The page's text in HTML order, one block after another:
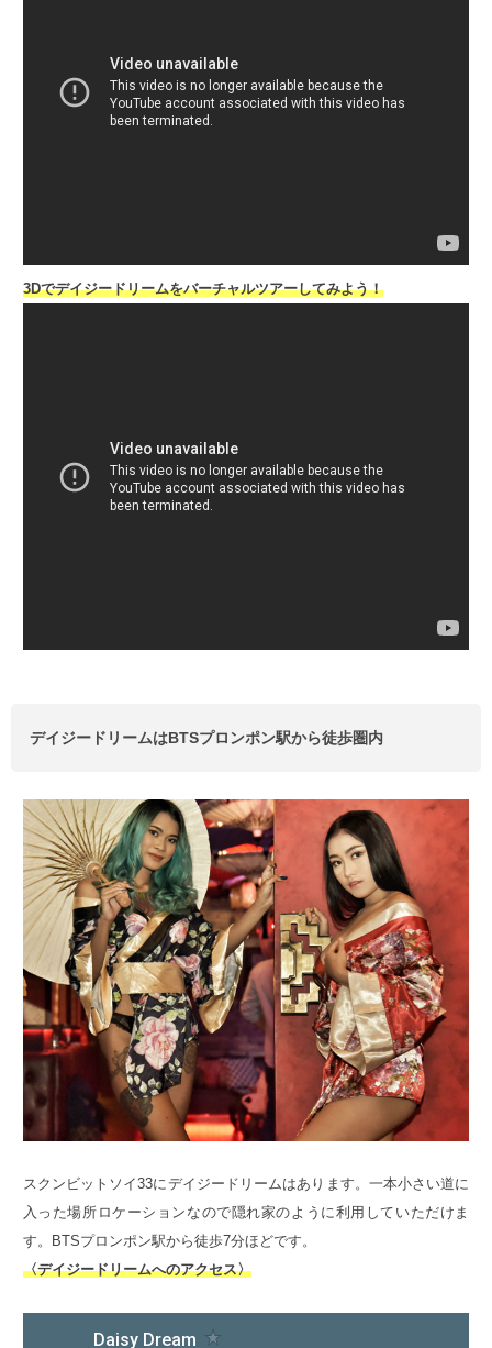
3Dでデイジードリームをバーチャルツアーしてみよう！
デイジードリームはBTSプロンポン駅から徒歩圏内
スクンビットソイ33にデイジードリームはあります。一本小さい道に
入った場所ロケーションなので隠れ家のように利用していただけま
す。BTSプロンポン駅から徒歩7分ほどです。
〈デイジードリームへのアクセス〉